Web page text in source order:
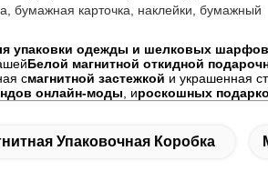
бумажная карточка, наклейки, бумажный
упаковки одежды и шелковых шарфов
Белой магнитной откидной
смагнитной застежкой и украшенная
онлайн-моды , ироскошных
Упаковочная Коробка